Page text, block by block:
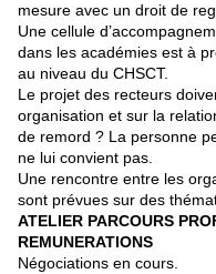
mesure avec un droit de
Une cellule
dans les académies est à
au niveau du CHSCT.
Le projet des recteurs
organisation et sur la
de remord ? La personne
ne lui convient pas.
Une rencontre entre les
sont prévues sur des
ATELIER PARCOURS
REMUNERATIONS
Négociations en cours.